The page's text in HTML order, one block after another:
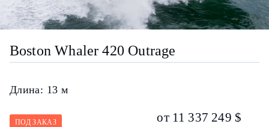
Boston Whaler 420 Outrage
Длина: 13 м
ПОД ЗАКАЗ от 11 337 249 $